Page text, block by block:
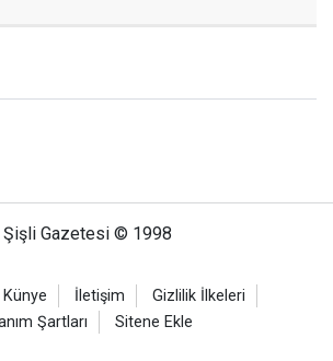
Şişli Gazetesi © 1998
Künye İletişim
Gizlilik İlkeleri
Şartları
Sitene Ekle